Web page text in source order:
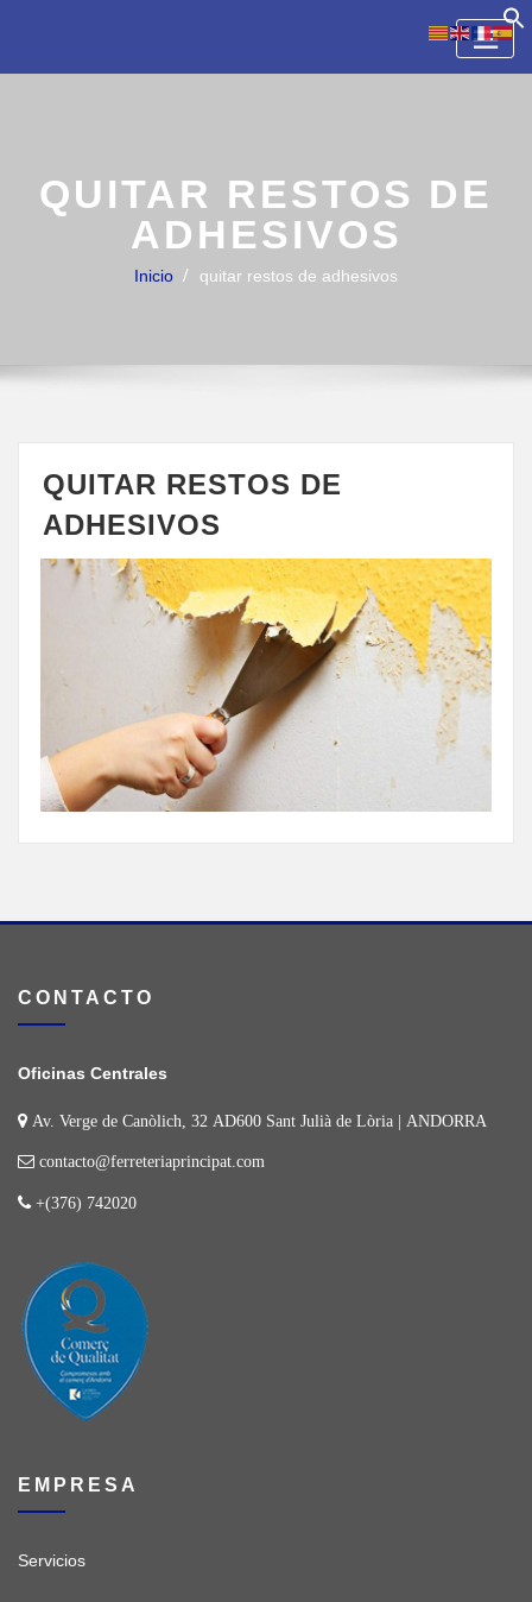
content
QUITAR RESTOS DE
ADHESIVOS
Inicio quitar restos de adhesivos
QUITAR RESTOS DE
ADHESIVOS
CONTACTO
Oficinas Centrales
Av. Verge de Canòlich, 32 AD600 Sant Julià de Lòria | ANDORRA
contacto@ferreteriaprincipat.com
+(376) 742020
EMPRESA
Servicios